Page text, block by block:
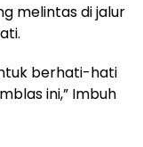
melintas di jalur
berhati-hati
ini,” Imbuh